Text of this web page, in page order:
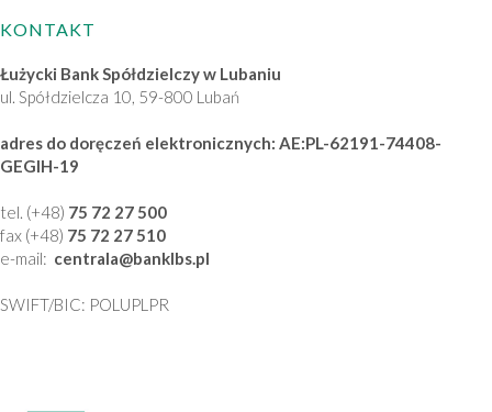
KONTAKT
Łużycki Bank Spółdzielczy w Lubaniu
ul. Spółdzielcza 10, 59-800 Lubań
adres do doręczeń elektronicznych: AE:PL-62191-74408-
GEGIH-19
tel. (+48) 75 72 27 500
fax (+48) 75 72 27 510
e-mail: centrala@banklbs.pl
SWIFT/BIC: POLUPLPR